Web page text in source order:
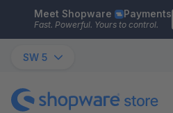
Skip to main content
Meet Shopware Payments
Fast. Powerful. Yours to control.
SW 5